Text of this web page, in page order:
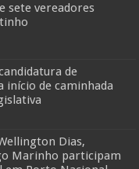
sete vereadores
de
início de caminhada
Dias,
Marinho participam